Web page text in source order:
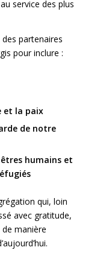
service des plus
partenaires
pour inclure :
et la paix
de notre
humains et
qui, loin
avec gratitude,
de manière